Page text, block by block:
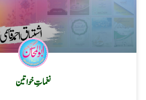
نغماتِ خواتین